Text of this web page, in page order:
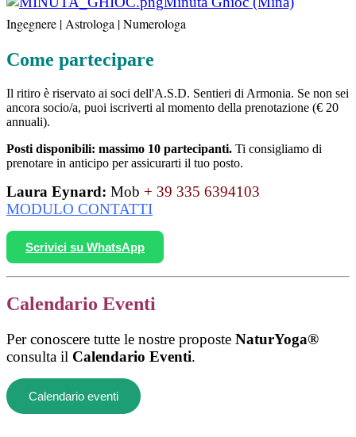
Ingegnere | Astrologa | Numerologa
Come partecipare
Il ritiro è riservato ai soci dell'A.S.D. Sentieri di Armonia. Se non sei
ancora socio/a, puoi iscriverti al momento della prenotazione (€ 20
annuali).
Posti disponibili: massimo 10 partecipanti. Ti consigliamo di
prenotare in anticipo per assicurarti il tuo posto.
Laura Eynard: Mob + 39 335 6394103
MODULO CONTATTI
Scrivici su WhatsApp
Calendario Eventi
Per conoscere tutte le nostre proposte NaturYoga®
consulta il Calendario Eventi.
Calendario eventi